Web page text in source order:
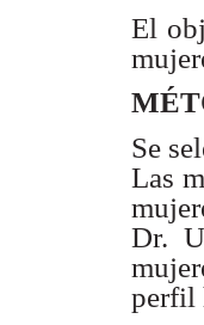
El
Se
Las
Dr.
perfil